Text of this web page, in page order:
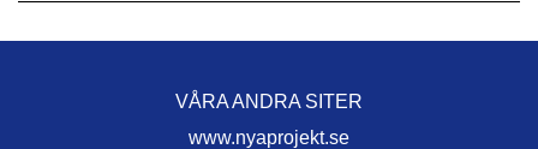
VÅRA ANDRA SITER
www.nyaprojekt.se